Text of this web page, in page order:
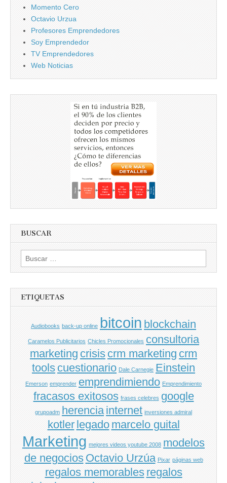
Momento Cero
Octavio Urzua
Profesores Emprendedores
Soy Emprendedor
TV Emprendedores
Web Noticias
BUSCAR
Buscar
por:
ETIQUETAS
Audiobooks back-up online bitcoin blockchain
Caramelos Publicitarios Chicles Promocionales consultoria
marketing crisis crm marketing crm
tools cuestionario Dale Carnegie Einstein
Emerson emprender emprendimiendo Emprendimiento
fracasos exitosos frases celebres google
grupoadm herencia internet inversiones admiral
kotler legado marcelo guital
Marketing mejores videos youtube 2008 modelos
de negocios Octavio Urzúa Pixar páginas web
regalos memorables regalos